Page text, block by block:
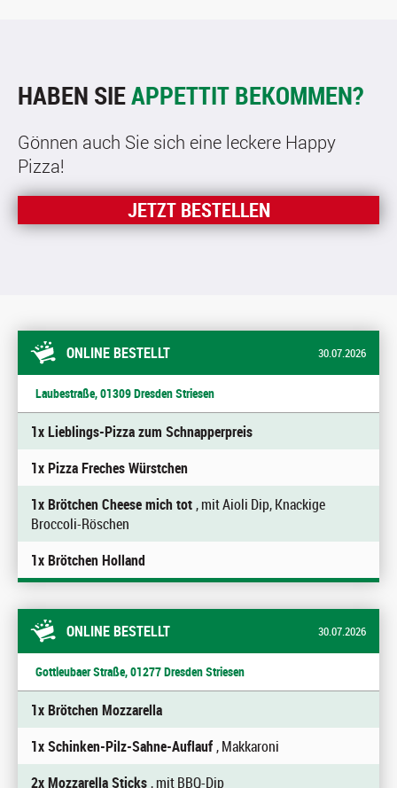
HABEN SIEAPPETTIT BEKOMMEN?
Gönnen auch Sie sich eine leckere Happy
Pizza!
JETZT BESTELLEN
ONLINE BESTELLT 30.07.2026
Laubestraße, 01309 Dresden Striesen
1x Lieblings-Pizza zum Schnapperpreis
1x Pizza Freches Würstchen
1x Brötchen Cheese mich tot, mit Aioli Dip, Knackige
Broccoli-Röschen
1x Brötchen Holland
ONLINE BESTELLT 30.07.2026
Gottleubaer Straße, 01277 Dresden Striesen
1x Brötchen Mozzarella
1x Schinken-Pilz-Sahne-Auflauf, Makkaroni
2x Mozzarella Sticks, mit BBQ-Dip